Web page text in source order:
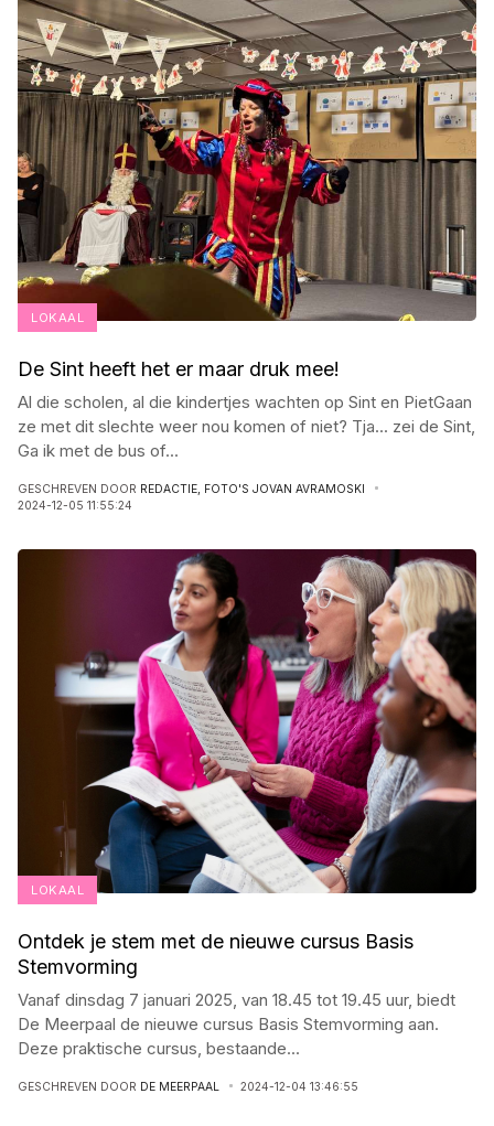
LOKAAL
De Sint heeft het er maar druk mee!
Al die scholen, al die kindertjes wachten op Sint en PietGaan
ze met dit slechte weer nou komen of niet? Tja... zei de Sint,
Ga ik met de bus of...
GESCHREVEN DOOR REDACTIE, FOTO'S JOVAN AVRAMOSKI
2024-12-05 11:55:24
LOKAAL
Ontdek je stem met de nieuwe cursus Basis
Stemvorming
Vanaf dinsdag 7 januari 2025, van 18.45 tot 19.45 uur, biedt
De Meerpaal de nieuwe cursus Basis Stemvorming aan.
Deze praktische cursus, bestaande...
GESCHREVEN DOOR DE MEERPAAL 2024-12-04 13:46:55